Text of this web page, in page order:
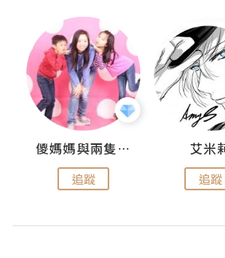
儍媽媽與兩隻小魔怪之家
追蹤
艾米
追蹤